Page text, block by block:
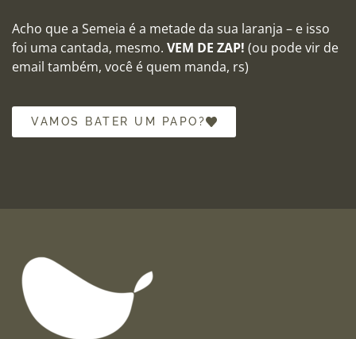
Acho que a Semeia é a metade da sua laranja – e isso
foi uma cantada, mesmo. VEM DE ZAP! (ou pode vir de
email também, você é quem manda, rs)
VAMOS BATER UM PAPO?